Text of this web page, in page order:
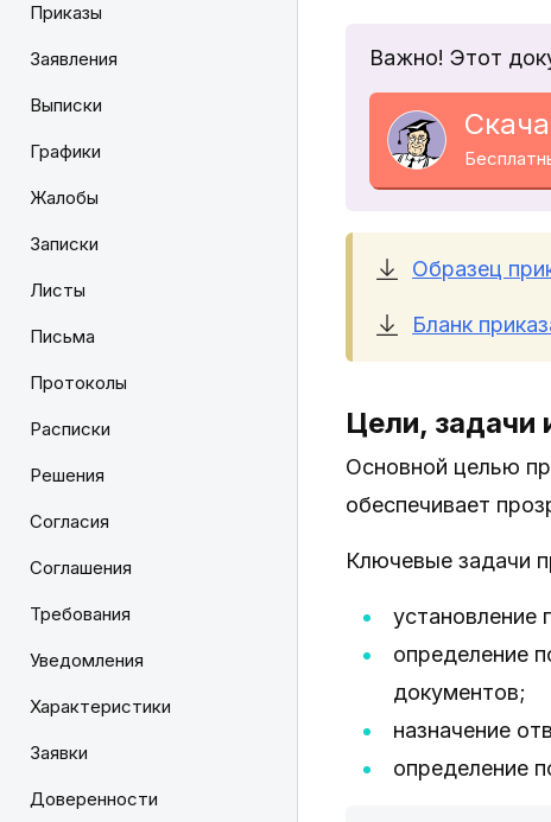
Приказы
Заявления
Выписки
Графики
Жалобы
Записки
Листы
Письма
Протоколы
Расписки
Решения
Согласия
Соглашения
Требования
Уведомления
Характеристики
Заявки
Доверенности
Важно! Этот
Образец
Бланк
Цели, задачи
Основной целью
обеспечивает
Ключевые задачи
установление
определение
документов;
назначение
определение